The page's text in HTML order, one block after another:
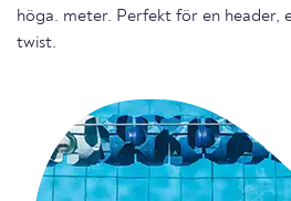
höga. meter. Perfekt för en header,
twist.